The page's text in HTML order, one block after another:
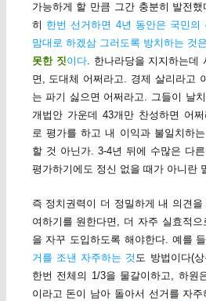
가능하게 할 만큼 그간 충분히 발전
히 한번 선거하면 4년 동안은 국민의
맘대로 하겠삼 그러도록 방치하는 것
못한 짓이다. 한나라당을 지지하는데
면, 도대체 어쩌라고. 경제 살리라고
는 파기 싫으면 어쩌라고. 그들이 날
개법안 가운데 43개만 찬성하면 어
로 평가를 하고 내 이익과 불일치하
할 것 아닌가. 3-4년 뒤에 수많은 다
평가하기에도 정신 없을 때가 아니란
즉 정치권력이 더 정밀하게 내 의견
여하기를 원한다면, 더 자주 실효적
을 자꾸 도입하도록 해야한다. 예를
거를 조낸 자주하는 것 도 방법이다(
한번 전체의 1/3을 물갈이하고, 하원
이라고 돈이 남아 돌아서 선거를 자주